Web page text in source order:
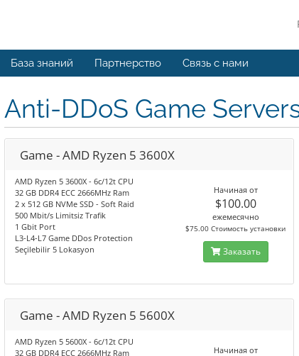
База знаний Партнерство Связь с нами
Anti-DDoS Game
Game - AMD Ryzen 5 3600X
AMD Ryzen 5 3600X - 6c/12t CPU
32 GB DDR4 ECC 2666MHz Ram
2 x 512 GB NVMe SSD - Soft Raid
500 Mbit/s Limitsiz Trafik
1 Gbit Port
L3-L4-L7 Game DDos Protection
Seçilebilir 5 Lokasyon
Начиная от
$100.00
ежемесячно
$75.00 Стоимость установки
Заказать
Game - AMD Ryzen 5 5600X
AMD Ryzen 5 5600X - 6c/12t CPU
32 GB DDR4 ECC 2666MHz Ram
Начиная от